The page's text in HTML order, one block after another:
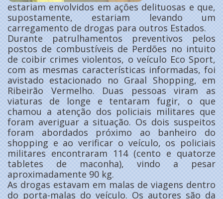
estariam envolvidos em ações delituosas e que,
supostamente, estariam levando um
carregamento de drogas para outros Estados.
Durante patrulhamentos preventivos pelos
postos de combustíveis de Perdões no intuito
de coibir crimes violentos, o veículo Eco Sport,
com as mesmas características informadas, foi
avistado estacionado no Graal Shopping, em
Ribeirão Vermelho. Duas pessoas viram as
viaturas de longe e tentaram fugir, o que
chamou a atenção dos policiais militares que
foram averiguar a situação. Os dois suspeitos
foram abordados próximo ao banheiro do
shopping e ao verificar o veículo, os policiais
militares encontraram 114 (cento e quatorze
tabletes de maconha), vindo a pesar
aproximadamente 90 kg.
As drogas estavam em malas de viagens dentro
do porta-malas do veículo. Os autores são da